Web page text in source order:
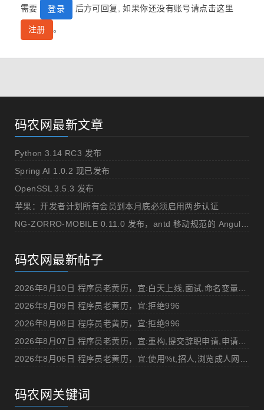
需要 登录 后方可回复, 如果你还没有账号请点击这里
注册 。
码农网最新文章
Python 3.14 RC3 发布
Spring AI 1.0.2 现已发布
OpenSSL 3.5.3 发布
苹果：开发者计划所有会员到本月底必须启用两步认证
码农网最新帖子
2026年8月09日 程序员老黄历，宜:拒绝996
2026年8月08日 程序员老黄历，宜:拒绝996
码农网关键词